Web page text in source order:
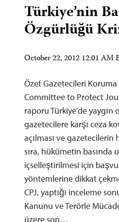
Türkiye’nin
Özgürlüğü
October 22, 2012 12:01 AM
Özet Gazetecileri
Committee to Protect
raporu Türkiye’de yaygın
gazetecilere karşı ceza
açılması ve gazetecilerin
sıra, hükümetin basında
içselleştirilmesi için
yöntemlerine dikkat
CPJ, yaptığı inceleme
Kanunu ve Terörle
üzere son…